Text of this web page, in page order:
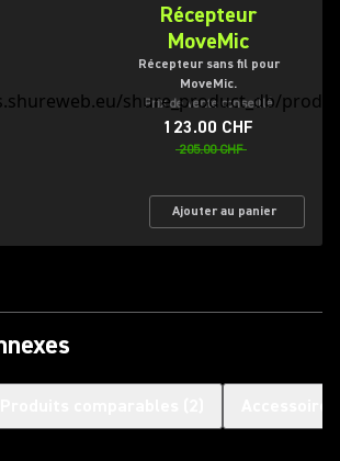
Récepteur
MoveMic
Récepteur sans fil pour
MoveMic.
Prix de vente conseillé
123.00 CHF
205.00 CHF
Ajouter au panier